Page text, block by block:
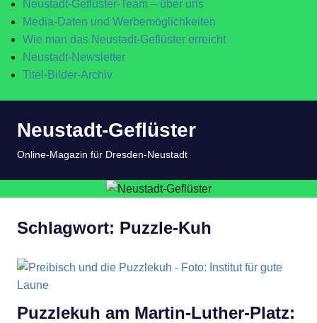
Neustadt-Geflüster-Team – über uns
Media-Daten und Werbemöglichkeiten
Wie man das Neustadt-Geflüster erreicht
Neustadt-Newsletter
Titel-Bilder-Archiv
InhaltNeustadt-Geflüster
Online-Magazin für Dresden-Neustadt
Schlagwort: Puzzle-Kuh
Puzzlekuh am Martin-Luther-Platz: